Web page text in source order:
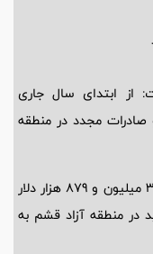
از ابتدای سال جاری
صادرات و صادرات مجدد در منطقه
رضایی‌فر ادامه داد: از این میزان بیش از 315 میلیون و 879 هزار دلار
در منطقه آزاد قشم به